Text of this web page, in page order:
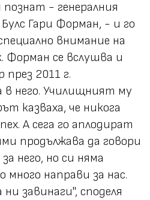
- генералния
Гари Форман, - и го
внимание на
Форман се вслушва и
2011 г.
в него. Училищният му
казваха, че никога
А сега го аплодират
продължава да говори
него, но си няма
много направи за нас.
завинаги", споделя